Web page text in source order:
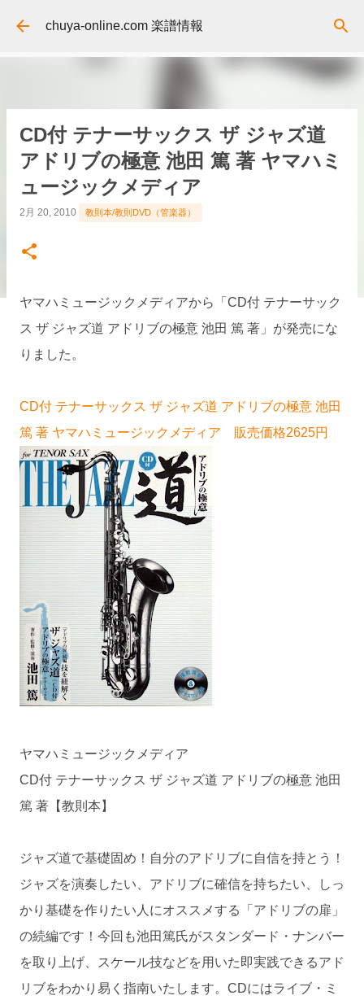
スキップしてメイン コンテンツに移動
chuya-online.com 楽譜情報
CD付 テナーサックス ザ ジャズ道
アドリブの極意 池田 篤 著 ヤマハミ
ュージックメディア
2月 20, 2010 教則本/教則DVD（管楽器）
ヤマハミュージックメディアから「CD付 テナーサック
ス ザ ジャズ道 アドリブの極意 池田 篤 著」が発売にな
りました。
CD付 テナーサックス ザ ジャズ道 アドリブの極意 池田
篤 著 ヤマハミュージックメディア 販売価格2625円
ヤマハミュージックメディア
CD付 テナーサックス ザ ジャズ道 アドリブの極意 池田
篤 著【教則本】
ジャズ道で基礎固め！自分のアドリブに自信を持とう！
ジャズを演奏したい、アドリブに確信を持ちたい、しっ
かり基礎を作りたい人にオススメする「アドリブの扉」
の続編です！今回も池田篤氏がスタンダード・ナンバー
を取り上げ、スケール技などを用いた即実践できるアド
リブをわかり易く指南いたします。CDにはライブ・ミ